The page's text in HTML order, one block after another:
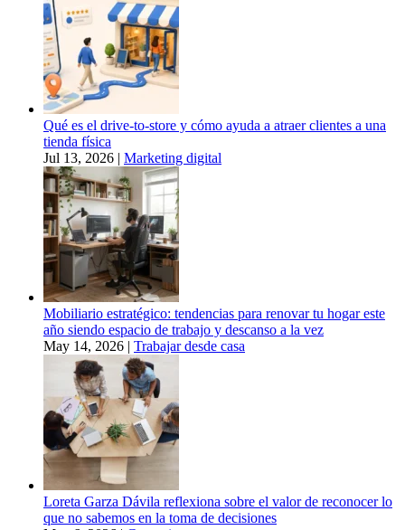
Qué es el drive-to-store y cómo ayuda a atraer clientes a una
tienda física
Jul 13, 2026 | Marketing digital
Mobiliario estratégico: tendencias para renovar tu hogar este
año siendo espacio de trabajo y descanso a la vez
May 14, 2026 | Trabajar desde casa
Loreta Garza Dávila reflexiona sobre el valor de reconocer lo
que no sabemos en la toma de decisiones